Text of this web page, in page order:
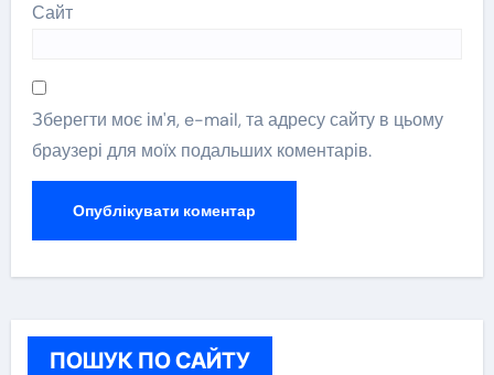
Сайт
Зберегти моє ім'я, e-mail, та адресу сайту в цьому
браузері для моїх подальших коментарів.
ПОШУК ПО САЙТУ